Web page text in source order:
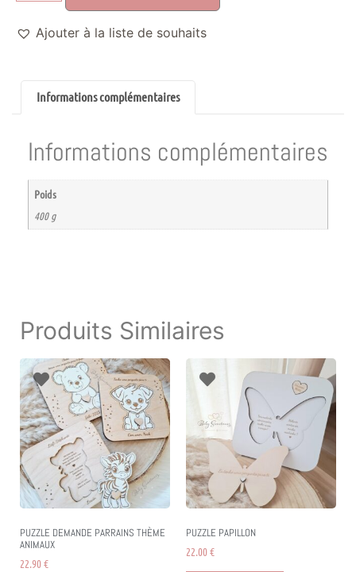
Ajouter à la liste de souhaits
Informations complémentaires
Informations complémentaires
Poids
400 g
Produits Similaires
PUZZLE DEMANDE PARRAINS THÈME
ANIMAUX
22.90€
PUZZLE PAPILLON
22.00€